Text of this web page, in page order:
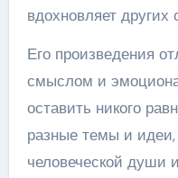
вдохновляет
Его произведения
смыслом и
оставить никого
разные темы и идеи,
человеческой души